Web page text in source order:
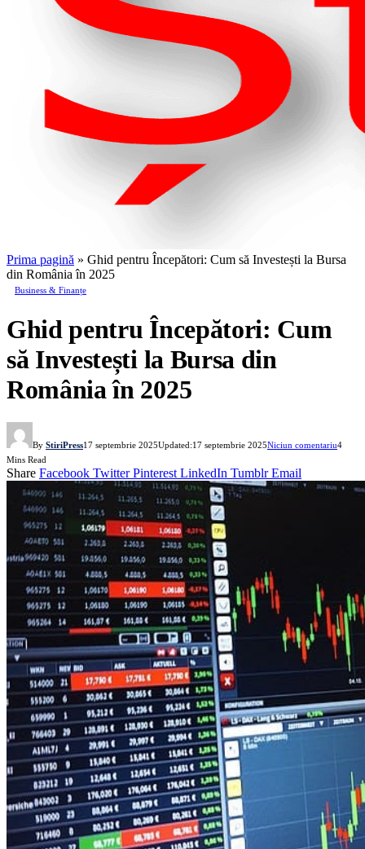
Prima pagină » Ghid pentru Începători: Cum să Investești la Bursa
din România în 2025
Business & Finanțe
Ghid pentru Începători: Cum
să Investești la Bursa din
România în 2025
By StiriPress17 septembrie 2025Updated:17 septembrie 2025Niciun comentariu4
Mins Read
Share Facebook Twitter Pinterest LinkedIn Tumblr Email